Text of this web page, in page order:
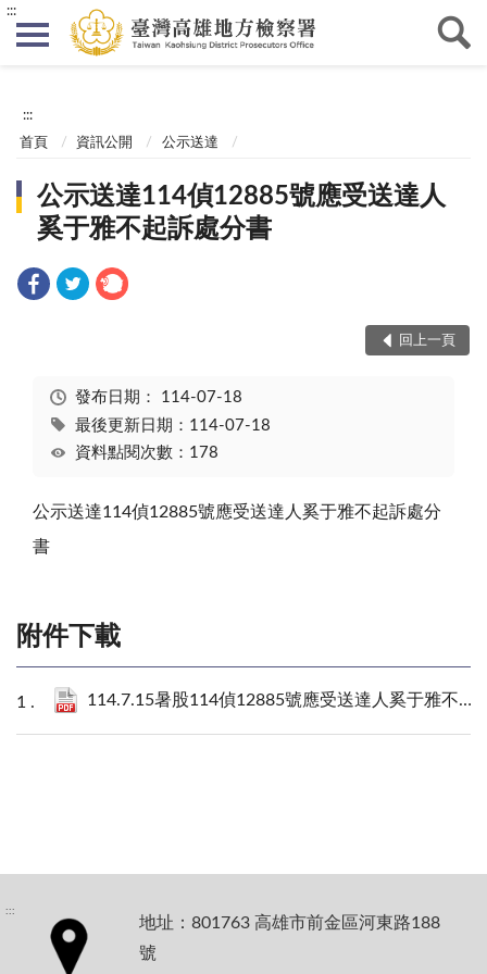
:::
:::
首頁 資訊公開 公示送達
公示送達114偵12885號應受送達人
奚于雅不起訴處分書
回上一頁
發布日期： 114-07-18
最後更新日期：114-07-18
資料點閱次數：178
公示送達114偵12885號應受送達人奚于雅不起訴處分
書
附件下載
114.7.15暑股114偵12885號應受送達人奚于雅不起訴處分書.pdf
:::
地址：801763 高雄市前金區河東路188
號